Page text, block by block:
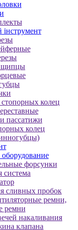
колец
пассатижи
колец
форсунки
сливных пробок
ремни,
ремни
накаливания
клапана